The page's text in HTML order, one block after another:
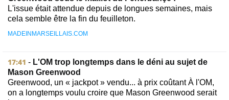
L'issue était attendue depuis de longues semaines, mais
cela semble être la fin du feuilleton.
MADEINMARSEILLAIS.COM
17:41 - L'OM trop longtemps dans le déni au sujet de
Mason Greenwood
Greenwood, un « jackpot » vendu... à prix coûtant À l'OM,
on a longtemps voulu croire que Mason Greenwood serait